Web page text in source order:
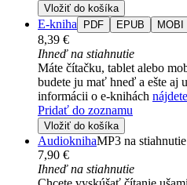
Vložiť do košíka
E-kniha PDF EPUB MOBI
8,39 €
Ihneď na stiahnutie
Máte čítačku, tablet alebo
budete ju mať hneď a ešte aj
informácii o e-knihách
Pridať do zoznamu
Vložiť do košíka
AudioknihaMP3 na stiahnutie
7,90 €
Ihneď na stiahnutie